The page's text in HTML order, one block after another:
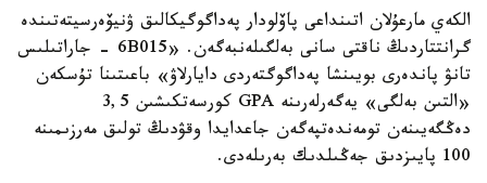
الكەي مارعۇلان اتىنداعى پاۆلودار پەداگوگيكالىق ۋنيۆەرسيتەتىندە
گرانتتاردىڭ ناقتى سانى بەلگىلەنبەگەن. «6B015 - جاراتىلىس
تانۋ پاندەرى بويىنشا پەداگوگتەردى دايارلاۋ» باعىتىنا تۇسكەن
«التىن بەلگى» يەگەرلەرىنە GPA كورسەتكىشىن 3,5
دەڭگەيىنەن تومەندەتپەگەن جاعدايدا وقۋدىڭ تولىق مەرزىمىنە
100 پايىزدىق جەڭىلدىك بەرىلەدى.